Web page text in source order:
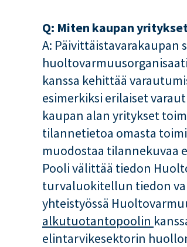
Q: Miten kaupan
A:
kanssa kehittää
esimerkiksi erilaiset
kaupan alan yritykset
tilannetietoa omasta
muodostaa tilannekuvaa
Pooli välittää tiedon
turvaluokitellun tiedon
yhteistyössä
alkutuotantopoolin
elintarvikesektorin